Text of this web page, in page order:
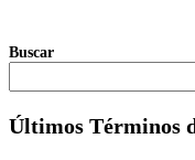
Buscar
Últimos Términos